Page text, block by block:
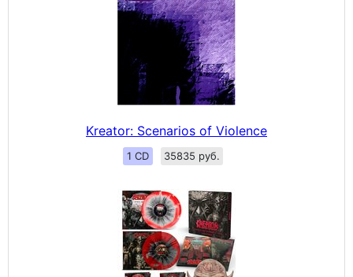
Kreator: Scenarios of Violence
1 CD 35835 руб.